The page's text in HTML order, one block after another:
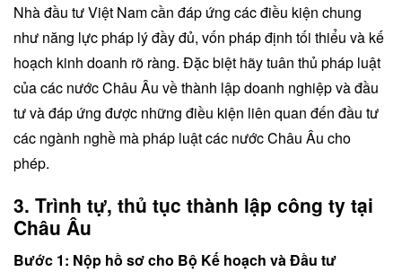
Nhà đầu tư Việt Nam cần đáp ứng các điều kiện chung
như năng lực pháp lý đầy đủ, vốn pháp định tối thiểu và kế
hoạch kinh doanh rõ ràng. Đặc biệt hãy tuân thủ pháp luật
của các nước Châu Âu về thành lập doanh nghiệp và đầu
tư và đáp ứng được những điều kiện liên quan đến đầu tư
các ngành nghề mà pháp luật các nước Châu Âu cho
phép.
3. Trình tự, thủ tục thành lập công ty tại
Châu Âu
Bước 1: Nộp hồ sơ cho Bộ Kế hoạch và Đầu tư